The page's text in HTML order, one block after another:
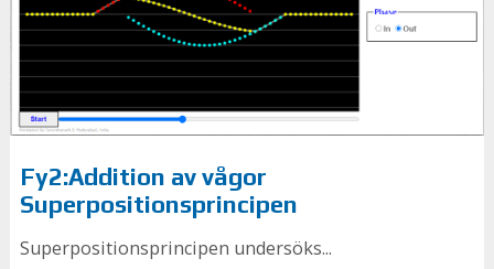
Fy2:Addition av vågor
Superpositionsprincipen
Superpositionsprincipen undersöks...